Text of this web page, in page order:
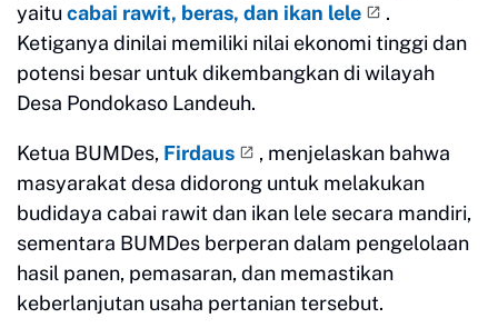
yaitu cabai rawit, beras, dan ikan lele
.
Ketiganya dinilai memiliki nilai ekonomi tinggi dan
potensi besar untuk dikembangkan di wilayah
Desa Pondokaso Landeuh.
Ketua BUMDes, Firdaus
, menjelaskan bahwa
masyarakat desa didorong untuk melakukan
budidaya cabai rawit dan ikan lele secara mandiri,
sementara BUMDes berperan dalam pengelolaan
hasil panen, pemasaran, dan memastikan
keberlanjutan usaha pertanian tersebut.